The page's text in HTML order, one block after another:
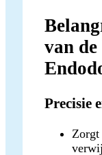
van
Precisie
Zorgt